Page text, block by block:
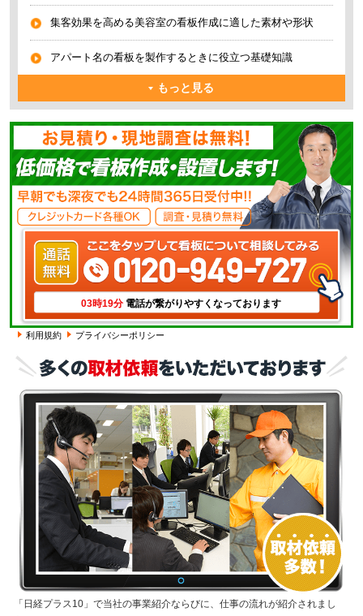
集客効果を高める美容室の看板作成に適した素材や形状
アパート名の看板を製作するときに役立つ基礎知識
もっと見る
03時19分電話が繋がりやすくなっております
利用規約 プライバシーポリシー
「日経プラス10」で当社の事業紹介ならびに、仕事の流れが紹介されまし